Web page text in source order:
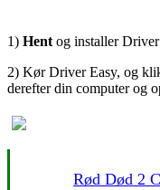
1) Hentog installer Driver
2) Kør Driver Easy, og
derefter din computer og
Rød Død 2